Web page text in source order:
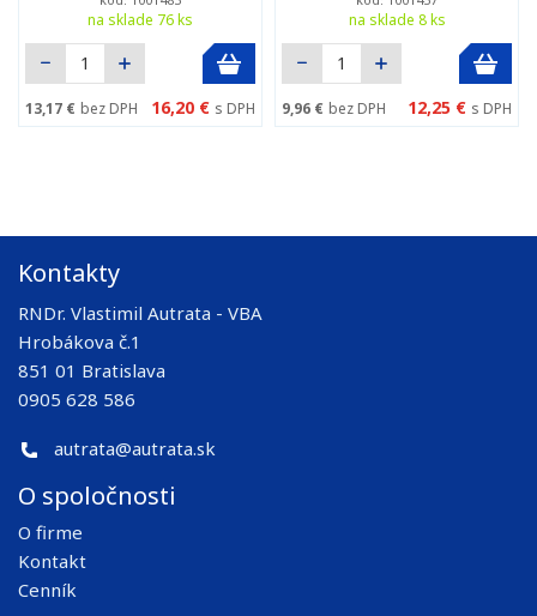
na sklade 76 ks
13,17 € bez DPH 16,20 € s DPH
na sklade 8 ks
9,96 € bez DPH 12,25 € s DPH
Kontakty
RNDr. Vlastimil Autrata - VBA
Hrobákova č.1
851 01 Bratislava
0905 628 586
autrata@autrata.sk
O spoločnosti
O firme
Kontakt
Cenník